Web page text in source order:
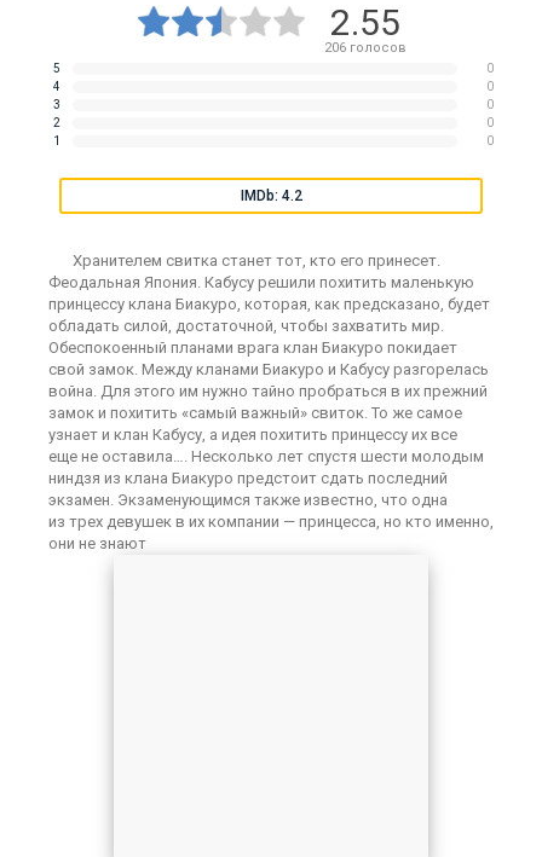
2.55
206голосов
5
0
4
0
3
0
2
0
1
0
IMDb: 4.2
Хранителем свитка станет тот, кто его принесет.
Феодальная Япония. Кабусу решили похитить маленькую
принцессу клана Биакуро, которая, как предсказано, будет
обладать силой, достаточной, чтобы захватить мир.
Обеспокоенный планами врага клан Биакуро покидает
свой замок. Между кланами Биакуро и Кабусу разгорелась
война. Для этого им нужно тайно пробраться в их прежний
замок и похитить «самый важный» свиток. То же самое
узнает и клан Кабусу, а идея похитить принцессу их все
еще не оставила…. Несколько лет спустя шести молодым
ниндзя из клана Биакуро предстоит сдать последний
экзамен. Экзаменующимся также известно, что одна
из трех девушек в их компании — принцесса, но кто именно,
они не знают